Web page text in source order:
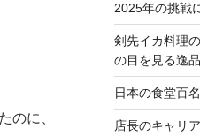
のに、
2025年の挑戦
剣先イカ料理
の目を見る逸
日本の食堂百
店長のキャリ